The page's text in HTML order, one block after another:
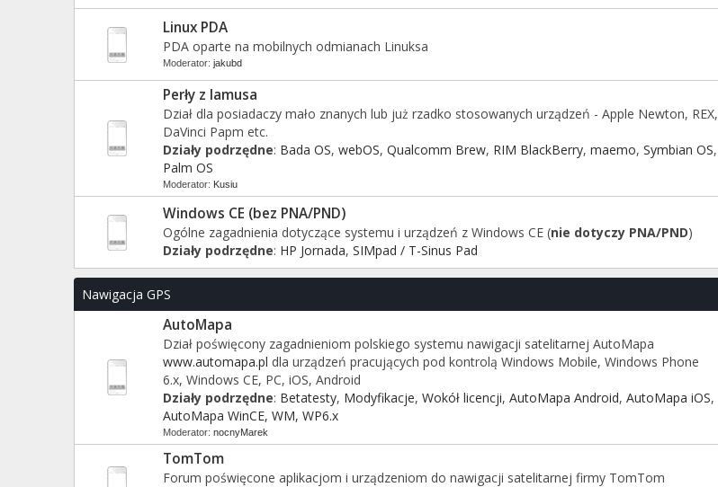
Linux PDA
PDA oparte na mobilnych odmianach Linuksa
Moderator:jakubd
Perły z lamusa
Dział dla posiadaczy mało znanych lub już rzadko stosowanych urządzeń - Apple Newton, REX,
DaVinci Papm etc.
Działy podrzędne: Bada OS,webOS,Qualcomm Brew, RIM BlackBerry,maemo,Symbian OS,
Palm OS
Moderator: Kusiu
Windows CE (bez PNA/PND)
Ogólne zagadnienia dotyczące systemu i urządzeń z Windows CE (nie dotyczy PNA/PND)
Działy podrzędne: HP Jornada,SIMpad / T-Sinus Pad
Nawigacja GPS
AutoMapa
Dział poświęcony zagadnieniom polskiego systemu nawigacji satelitarnej AutoMapa
www.automapa.pl dla urządzeń pracujących pod kontrolą Windows Mobile, Windows Phone
6.x, Windows CE, PC, iOS, Android
Działy podrzędne: Betatesty, Modyfikacje,Wokół licencji,AutoMapa Android,AutoMapa iOS,
AutoMapa WinCE, WM, WP6.x
Moderator:nocnyMarek
TomTom
Forum poświęcone aplikacjom i urządzeniom do nawigacji satelitarnej firmy TomTom